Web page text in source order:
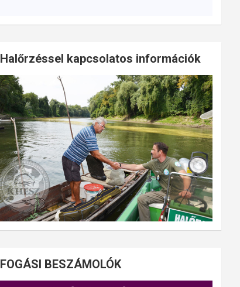
Halőrzéssel kapcsolatos információk
FOGÁSI BESZÁMOLÓK